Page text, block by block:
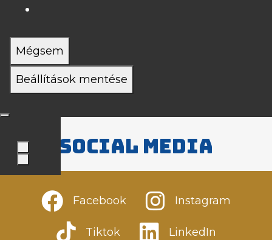
Mégsem
Beállítások mentése
Social media
Facebook Instagram
Tiktok LinkedIn